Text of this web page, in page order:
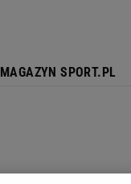
MAGAZYN SPORT.PL